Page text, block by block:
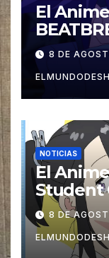
El
nueva
Arco
8 DE
NOTICIAS
El
Student
Holes!
8 DE